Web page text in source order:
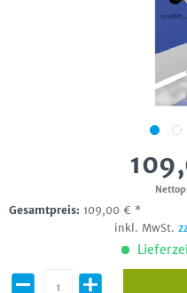
Gesamtpreis: 109,00 € *
inkl. MwSt.